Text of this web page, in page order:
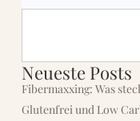
Neueste Posts
Fibermaxxing: Was
Glutenfrei und Low